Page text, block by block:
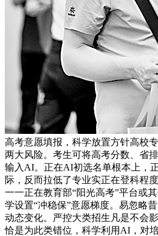
高考意愿填报，科学放置方针高校
两大风险。考生可将高考分数、省
输入AI。正在AI初选名单根本上，
际，反而拉低了专业实正在登科程
一一正在教育部“阳光高考”平台或
学设置“冲稳保”意愿梯度。易忽略
动态变化。严控大类招生凡是不会
恰是为此类错位，科学利用AI，对